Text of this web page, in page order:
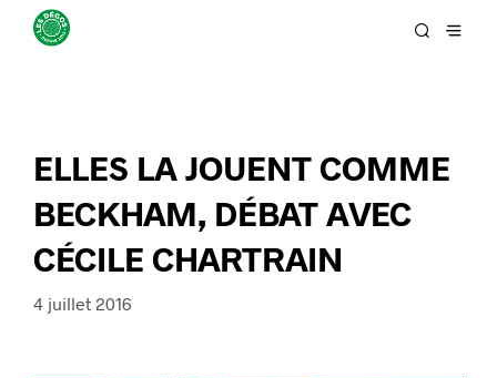
ELLES LA JOUENT COMME
BECKHAM, DÉBAT AVEC
CÉCILE CHARTRAIN
4 juillet 2016